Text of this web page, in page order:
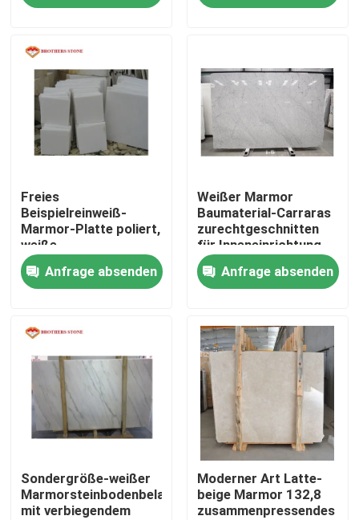
Zu Hause
Produkte
Über uns
Werksbesichtigung
Qualitätskontrolle
Neuigkeiten
Rechtssachen
Granit-Steinplatten
Freies
Beispielreinweiß-
Marmor-Platte poliert,
weiße
Marmorkristallfliesen
Anfrage absenden
Weißer Marmor
Baumaterial-Carraras
zurechtgeschnitten
für Inneneinrichtung
Anfrage absenden
Sondergröße-weißer
Marmorsteinbodenbelag
mit verbiegendem
Moderner Art Latte-
beige Marmor 132,8
zusammenpressendes